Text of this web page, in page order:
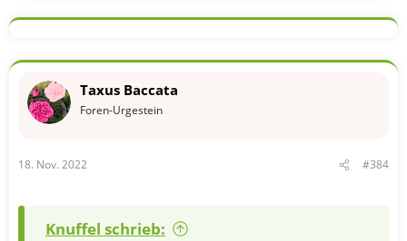
Taxus Baccata
Foren-Urgestein
18. Nov. 2022 #384
Knuffel schrieb: